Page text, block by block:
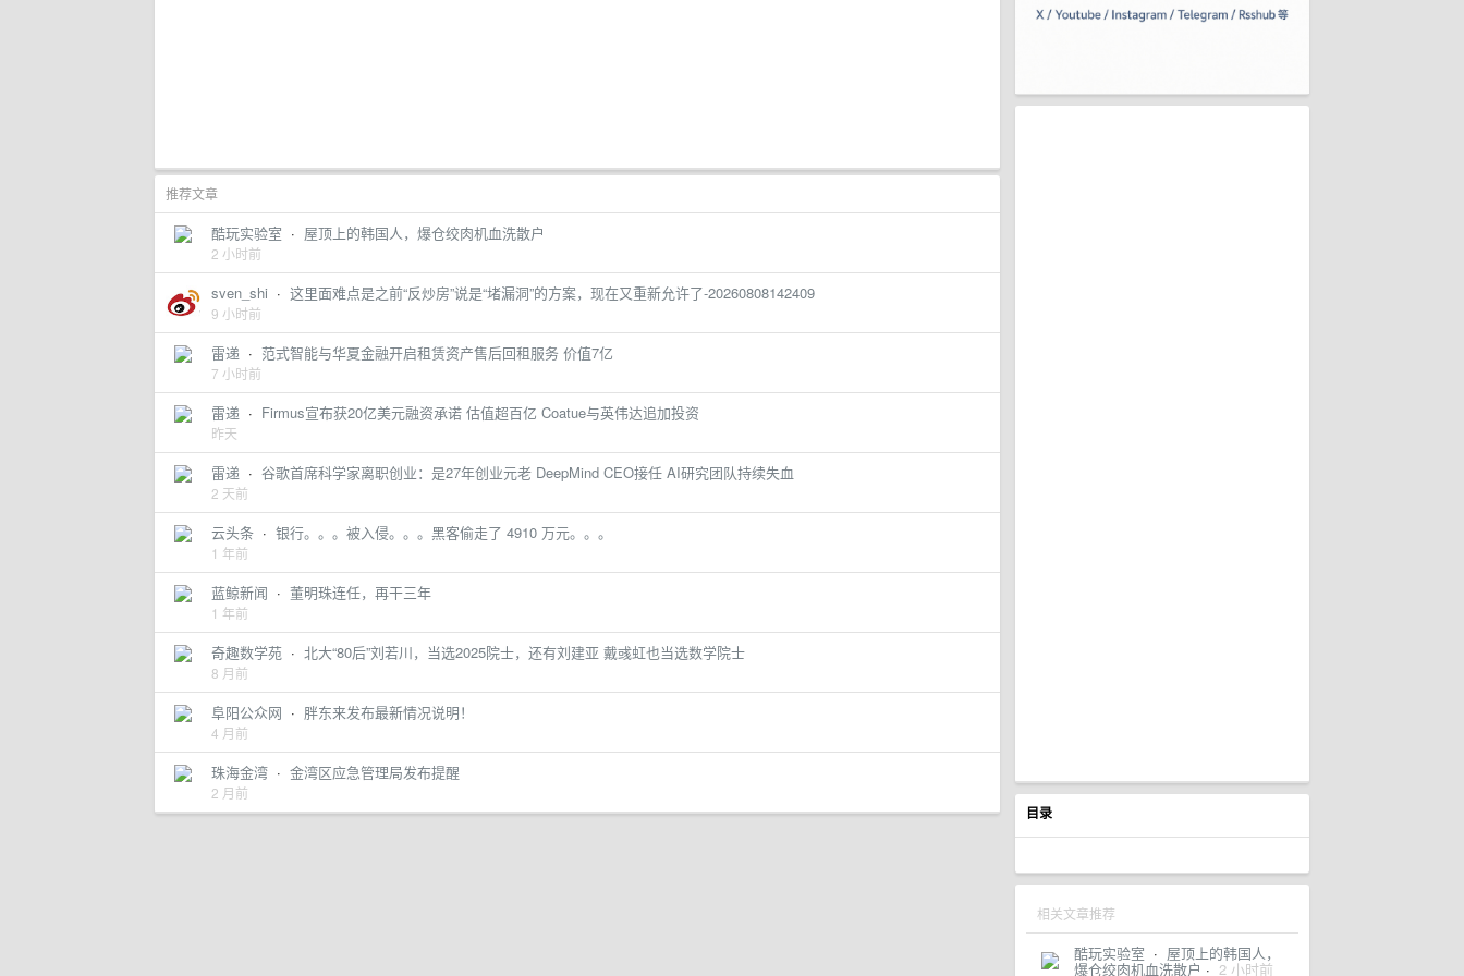
目录
相关文章推荐
酷玩实验室 · 屋顶上的韩国人，
爆仓绞肉机血洗散户 · 2 小时前
推荐文章
酷玩实验室 · 屋顶上的韩国人，爆仓绞肉机血洗散户
2 小时前
sven_shi · 这里面难点是之前“反炒房”说是“堵漏洞”的方案，现在又重新允许了-20260808142409
9 小时前
雷递 · 范式智能与华夏金融开启租赁资产售后回租服务 价值7亿
7 小时前
雷递 · Firmus宣布获20亿美元融资承诺 估值超百亿 Coatue与英伟达追加投资
昨天
雷递 · 谷歌首席科学家离职创业：是27年创业元老 DeepMind CEO接任 AI研究团队持续失血
2 天前
云头条 · 银行。。。被入侵。。。黑客偷走了 4910 万元。。。
1 年前
蓝鲸新闻 · 董明珠连任，再干三年
1 年前
奇趣数学苑 · 北大“80后”刘若川，当选2025院士，还有刘建亚 戴彧虹也当选数学院士
8 月前
阜阳公众网 · 胖东来发布最新情况说明！
4 月前
珠海金湾 · 金湾区应急管理局发布提醒
2 月前